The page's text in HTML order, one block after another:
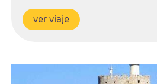
ver viaje